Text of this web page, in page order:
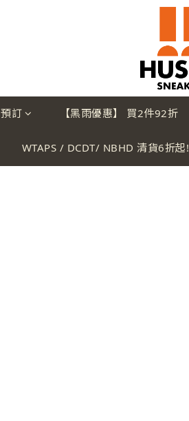
預訂 【黑雨優惠】 買2件92折
WTAPS / DCDT/ NBHD 清貨6折起!